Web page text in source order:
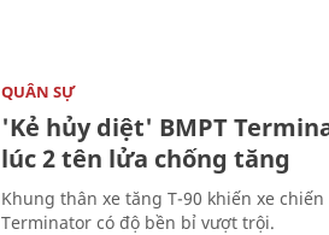
QUÂN SỰ
'Kẻ hủy diệt' BMPT
lúc 2 tên lửa chống tăng
Khung thân xe tăng T-90 khiến xe
Terminator có độ bền bỉ vượt trội.